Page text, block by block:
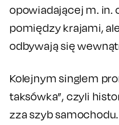
opowiadającej m. in.
pomiędzy krajami,
odbywają się
Kolejnym singlem
taksówka”, czyli
zza szyb